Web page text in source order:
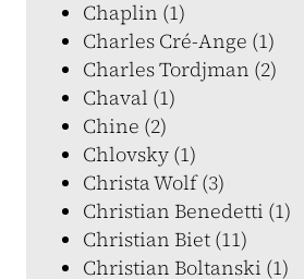
Chaplin (1)
Charles Cré-Ange (1)
Charles Tordjman (2)
Chaval (1)
Chine (2)
Chlovsky (1)
Christa Wolf (3)
Christian Benedetti (1)
Christian Biet (11)
Christian Boltanski (1)